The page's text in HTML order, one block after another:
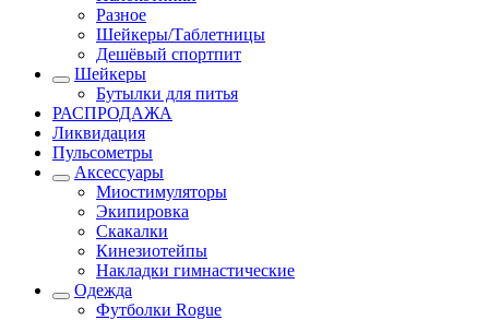
Разное
Шейкеры/Таблетницы
Дешёвый спортпит
Шейкеры
Бутылки для питья
РАСПРОДАЖА
Ликвидация
Пульсометры
Аксессуары
Миостимуляторы
Экипировка
Скакалки
Кинезиотейпы
Накладки гимнастические
Одежда
Футболки Rogue